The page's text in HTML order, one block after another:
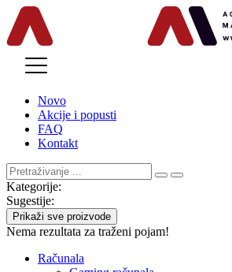
Novo
Akcije i popusti
FAQ
Kontakt
Kategorije:
Sugestije:
Prikaži sve proizvode
Nema rezultata za traženi pojam!
Računala